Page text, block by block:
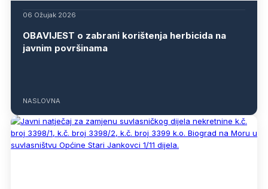
06 Ožujak 2026
OBAVIJEST o zabrani korištenja herbicida na
javnim površinama
NASLOVNA